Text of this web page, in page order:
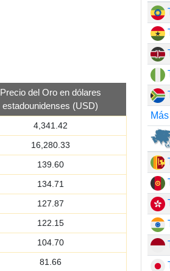
Precio del Oro en dólares
estadounidenses (USD)
4,341.42
16,280.33
139.60
134.71
127.87
122.15
104.70
81.66